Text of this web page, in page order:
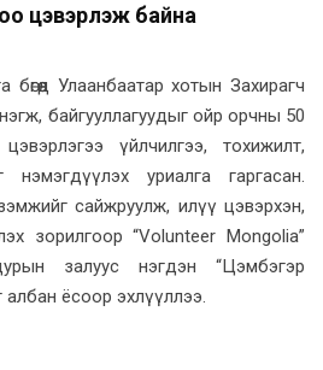
цэвэрлэж байна
Улаанбаатар хотын Захирагч
байгууллагуудыг ойр орчны 50
үйлчилгээ, тохижилт,
нэмэгдүүлэх уриалга гаргасан.
үзэмжийг сайжруулж, илүү цэвэрхэн,
зорилгоор “Volunteer Mongolia”
залуус нэгдэн “Цэмбэгэр
албан ёсоор эхлүүллээ.